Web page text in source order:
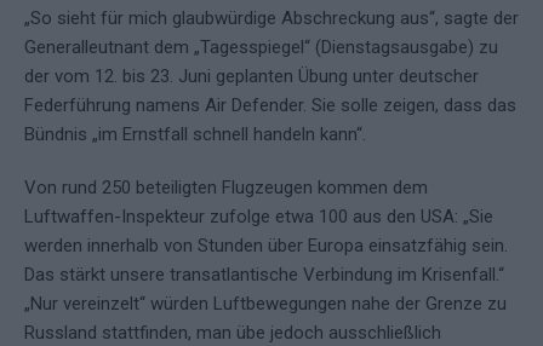
„So sieht für mich glaubwürdige Abschreckung aus“, sagte der
Generalleutnant dem „Tagesspiegel“ (Dienstagsausgabe) zu
der vom 12. bis 23. Juni geplanten Übung unter deutscher
Federführung namens Air Defender. Sie solle zeigen, dass das
Bündnis „im Ernstfall schnell handeln kann“.
Von rund 250 beteiligten Flugzeugen kommen dem
Luftwaffen-Inspekteur zufolge etwa 100 aus den USA: „Sie
werden innerhalb von Stunden über Europa einsatzfähig sein.
Das stärkt unsere transatlantische Verbindung im Krisenfall.“
„Nur vereinzelt“ würden Luftbewegungen nahe der Grenze zu
Russland stattfinden, man übe jedoch ausschließlich